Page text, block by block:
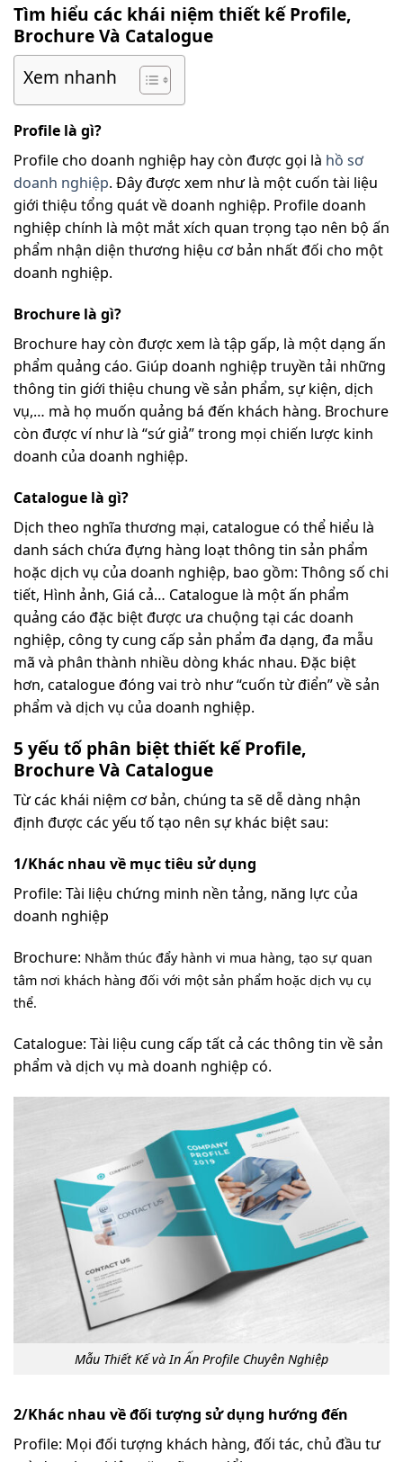
Tìm hiểu các khái niệm thiết kế Profile,
Brochure Và Catalogue
Xem nhanh
Profile là gì?
Profile cho doanh nghiệp hay còn được gọi là hồ sơ
doanh nghiệp. Đây được xem như là một cuốn tài liệu
giới thiệu tổng quát về doanh nghiệp. Profile doanh
nghiệp chính là một mắt xích quan trọng tạo nên bộ ấn
phẩm nhận diện thương hiệu cơ bản nhất đối cho một
doanh nghiệp.
Brochure là gì?
Brochure hay còn được xem là tập gấp, là một dạng ấn
phẩm quảng cáo. Giúp doanh nghiệp truyền tải những
thông tin giới thiệu chung về sản phẩm, sự kiện, dịch
vụ,… mà họ muốn quảng bá đến khách hàng. Brochure
còn được ví như là “sứ giả” trong mọi chiến lược kinh
doanh của doanh nghiệp.
Catalogue là gì?
Dịch theo nghĩa thương mại, catalogue có thể hiểu là
danh sách chứa đựng hàng loạt thông tin sản phẩm
hoặc dịch vụ của doanh nghiệp, bao gồm: Thông số chi
tiết, Hình ảnh, Giá cả… Catalogue là một ấn phẩm
quảng cáo đặc biệt được ưa chuộng tại các doanh
nghiệp, công ty cung cấp sản phẩm đa dạng, đa mẫu
mã và phân thành nhiều dòng khác nhau. Đặc biệt
hơn, catalogue đóng vai trò như “cuốn từ điển” về sản
phẩm và dịch vụ của doanh nghiệp.
5 yếu tố phân biệt thiết kế Profile,
Brochure Và Catalogue
Từ các khái niệm cơ bản, chúng ta sẽ dễ dàng nhận
định được các yếu tố tạo nên sự khác biệt sau:
1/Khác nhau về mục tiêu sử dụng
Profile: Tài liệu chứng minh nền tảng, năng lực của
doanh nghiệp
Brochure: Nhằm thúc đẩy hành vi mua hàng, tạo sự quan
tâm nơi khách hàng đối với một sản phẩm hoặc dịch vụ cụ
thể.
Catalogue: Tài liệu cung cấp tất cả các thông tin về sản
phẩm và dịch vụ mà doanh nghiệp có.
Mẫu Thiết Kế và In Ấn Profile Chuyên Nghiệp
2/Khác nhau về đối tượng sử dụng hướng đến
Profile: Mọi đối tượng khách hàng, đối tác, chủ đầu tư